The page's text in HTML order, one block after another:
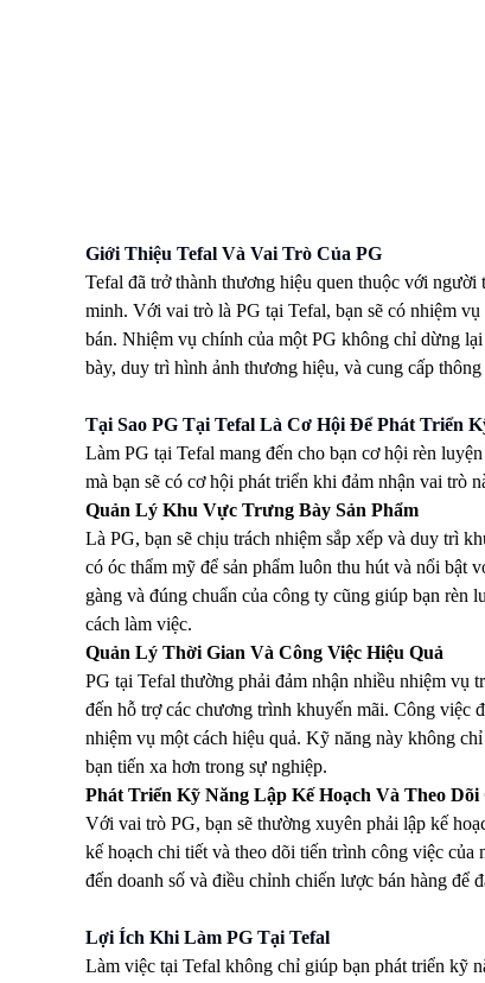
Giới Thiệu Tefal Và Vai Trò Của PG
Tefal đã trở thành thương hiệu quen thuộc với
minh. Với vai trò là PG tại Tefal, bạn sẽ có nhiệm
bán. Nhiệm vụ chính của một PG không chỉ dừng
bày, duy trì hình ảnh thương hiệu, và cung cấp
Tại Sao PG Tại Tefal Là Cơ Hội Để Phát Triển
Làm PG tại Tefal mang đến cho bạn cơ hội rèn
mà bạn sẽ có cơ hội phát triển khi đảm nhận vai trò
Quản Lý Khu Vực Trưng Bày Sản Phẩm
Là PG, bạn sẽ chịu trách nhiệm sắp xếp và duy trì
có óc thẩm mỹ để sản phẩm luôn thu hút và nổi bật
gàng và đúng chuẩn của công ty cũng giúp bạn
cách làm việc.
Quản Lý Thời Gian Và Công Việc Hiệu Quả
PG tại Tefal thường phải đảm nhận nhiều nhiệm vụ
đến hỗ trợ các chương trình khuyến mãi. Công việc
nhiệm vụ một cách hiệu quả. Kỹ năng này không
bạn tiến xa hơn trong sự nghiệp.
Phát Triển Kỹ Năng Lập Kế Hoạch Và Theo Dõi
Với vai trò PG, bạn sẽ thường xuyên phải lập kế
kế hoạch chi tiết và theo dõi tiến trình công việc của
đến doanh số và điều chỉnh chiến lược bán hàng để
Lợi Ích Khi Làm PG Tại Tefal
Làm việc tại Tefal không chỉ giúp bạn phát triển kỹ